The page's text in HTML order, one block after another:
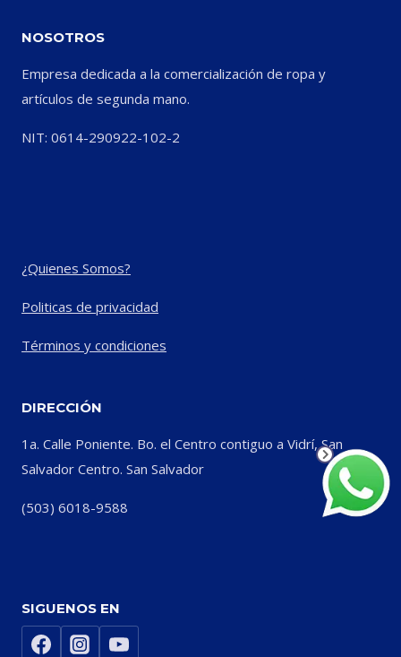
NOSOTROS
Empresa dedicada a la comercialización de ropa y
artículos de segunda mano.
NIT: 0614-290922-102-2
¿Quienes Somos?
Politicas de privacidad
Términos y condiciones
DIRECCIÓN
1a. Calle Poniente. Bo. el Centro contiguo a Vidrí, San
Salvador Centro. San Salvador
(503) 6018-9588
SIGUENOS EN